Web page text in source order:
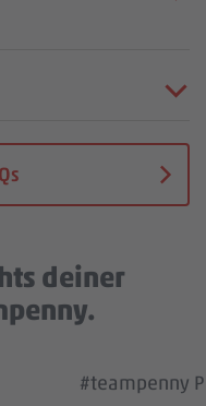
deiner
Wir
YouTube
#teampenny